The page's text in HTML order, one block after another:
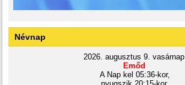
Névnap
2026. augusztus 9. vasárnap
Emőd
A Nap kel 05:36-kor,